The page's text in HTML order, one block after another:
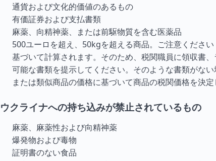
通貨および文化的価値のあるもの
有価証券および支払書類
麻薬、向精神薬、または前駆物質を含む医薬品
500ユーロを超え、50kgを超える商品。ご注意くださ
基づいて計算されます。そのため、税関職員に領収書
可能な書類を提示してください。そのような書類がな
または類似商品の価格に基づいて商品の税関価格を決定
ウクライナへの持ち込みが禁止されているもの
麻薬、麻薬性および向精神薬
爆発物および毒物
証明書のない食品